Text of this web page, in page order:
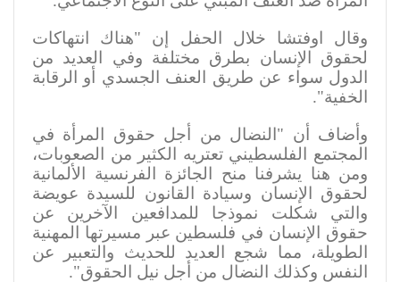
وقال اوفتشا خلال الحفل إن "هناك انتهاكات
لحقوق الإنسان بطرق مختلفة وفي العديد من
الدول سواء عن طريق العنف الجسدي أو الرقابة
الخفية".
وأضاف أن "النضال من أجل حقوق المرأة في
المجتمع الفلسطيني تعتريه الكثير من الصعوبات،
ومن هنا يشرفنا منح الجائزة الفرنسية الألمانية
لحقوق الإنسان وسيادة القانون للسيدة عويضة
والتي شكلت نموذجا للمدافعين الآخرين عن
حقوق الإنسان في فلسطين عبر مسيرتها المهنية
الطويلة، مما شجع العديد للحديث والتعبير عن
النفس وكذلك النضال من أجل نيل الحقوق."